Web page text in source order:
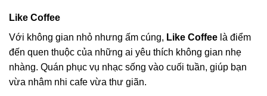
Like Coffee
Với không gian nhỏ nhưng ấm cúng, Like Coffee là điểm
đến quen thuộc của những ai yêu thích không gian nhẹ
nhàng. Quán phục vụ nhạc sống vào cuối tuần, giúp bạn
vừa nhâm nhi cafe vừa thư giãn.